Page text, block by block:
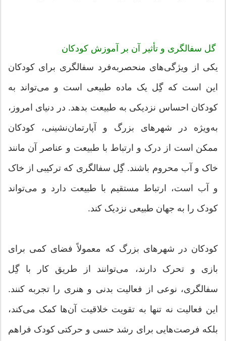
گل سفالگری و تأثیر آن بر آموزش کودکان
یکی از ویژگی‌های منحصربه‌فرد سفالگری برای کودکان
این است که گِل یک ماده طبیعی است و می‌تواند به
کودکان احساس نزدیکی به طبیعت بدهد. در دنیای امروز،
به‌ویژه در شهرهای بزرگ و آپارتمان‌نشینی، کودکان
ممکن است از درک و ارتباط با طبیعت و عناصر آن مانند
خاک و آب محروم باشند. گِل سفالگری که ترکیبی از خاک
و آب است، ارتباط مستقیم با طبیعت دارد و می‌تواند
کودک را به جهان طبیعی نزدیک کند.
کودکان در شهرهای بزرگ که معمولاً فضای کمی برای
بازی و تحرک دارند، می‌توانند از طریق کار با گِل
سفالگری، نوعی از فعالیت بدنی و هنری را تجربه کنند.
این فعالیت نه تنها به تقویت خلاقیت آن‌ها کمک می‌کند،
بلکه فرصت‌هایی برای رشد حسی و حرکتی کودک فراهم